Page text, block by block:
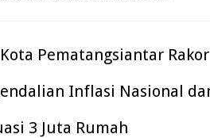
Pematangsiantar Rakor
Inflasi Nasional
3 Juta Rumah